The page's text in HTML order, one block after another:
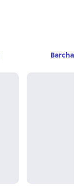
Barcha